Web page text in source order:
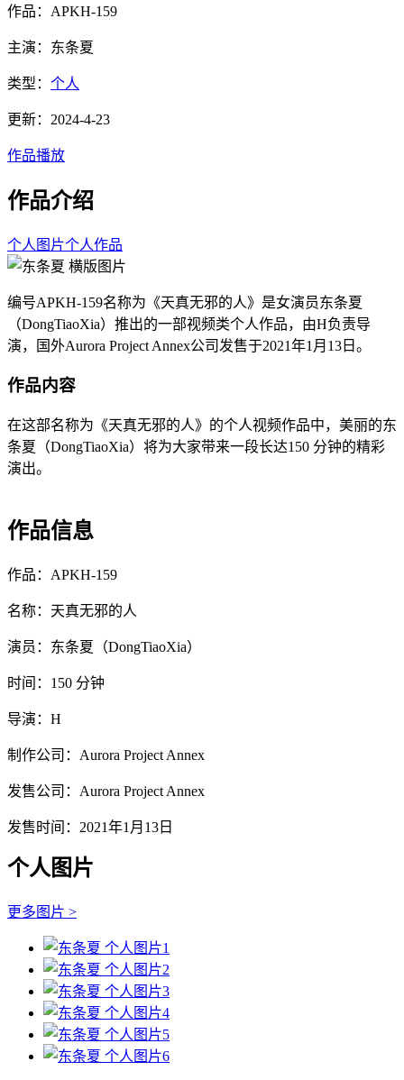
作品：APKH-159
主演：东条夏
类型： 个人
更新：2024-4-23
作品播放
作品介绍
个人图片个人作品
编号APKH-159名称为《天真无邪的人》是女演员东条夏
（DongTiaoXia）推出的一部视频类个人作品，由H负责导
演，国外Aurora Project Annex公司发售于2021年1月13日。
作品内容
在这部名称为《天真无邪的人》的个人视频作品中，美丽的东
条夏（DongTiaoXia）将为大家带来一段长达150 分钟的精彩
演出。
作品信息
作品：APKH-159
名称：天真无邪的人
演员：东条夏（DongTiaoXia）
时间：150 分钟
导演：H
制作公司：Aurora Project Annex
发售公司：Aurora Project Annex
发售时间：2021年1月13日
个人图片
更多图片 >